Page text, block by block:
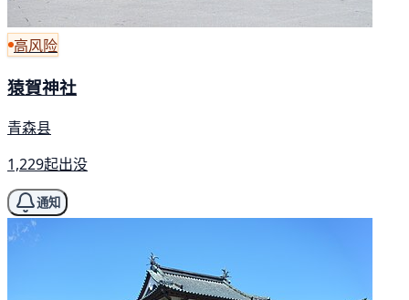
高风险
猿賀神社
青森县
1,229起出没
通知